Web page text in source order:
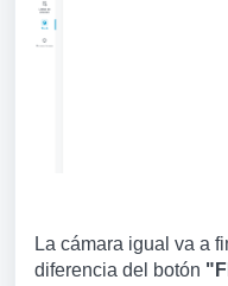
La cámara igual va a
diferencia del botón